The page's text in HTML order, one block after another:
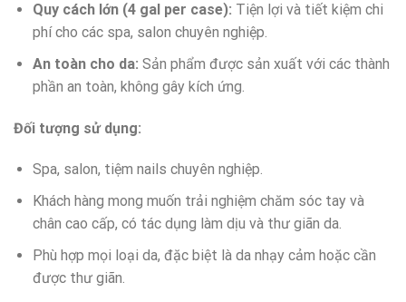
Quy cách lớn (4 gal per case): Tiện lợi và tiết kiệm chi
phí cho các spa, salon chuyên nghiệp.
An toàn cho da: Sản phẩm được sản xuất với các thành
phần an toàn, không gây kích ứng.
Đối tượng sử dụng:
Spa, salon, tiệm nails chuyên nghiệp.
Khách hàng mong muốn trải nghiệm chăm sóc tay và
chân cao cấp, có tác dụng làm dịu và thư giãn da.
Phù hợp mọi loại da, đặc biệt là da nhạy cảm hoặc cần
được thư giãn.